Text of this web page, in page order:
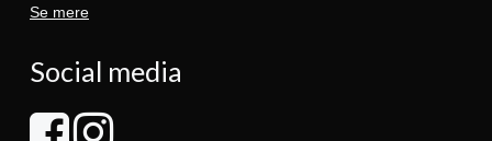
Se mere
Social media